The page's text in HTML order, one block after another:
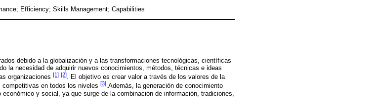
Efficiency; Skills Management; Capabilities
debido a la globalización y a las transformaciones tecnológicas, científicas
la necesidad de adquirir nuevos conocimientos, métodos, técnicas e ideas
organizaciones [1] [2]. El objetivo es crear valor a través de los valores de la
en todos los niveles [3].Además, la generación de conocimiento
y social, ya que surge de la combinación de información, tradiciones,